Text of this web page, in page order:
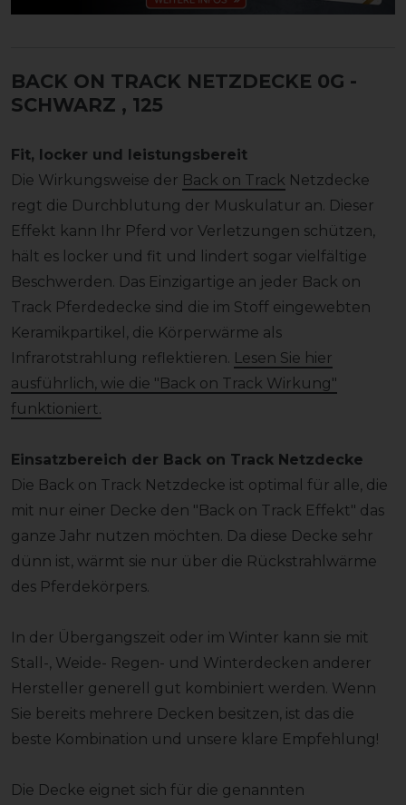
BACK ON TRACK NETZDECKE 0G -
SCHWARZ , 125
Fit, locker und leistungsbereit
Die Wirkungsweise der Back on Track Netzdecke
regt die Durchblutung der Muskulatur an. Dieser
Effekt kann Ihr Pferd vor Verletzungen schützen,
hält es locker und fit und lindert sogar vielfältige
Beschwerden. Das Einzigartige an jeder Back on
Track Pferdedecke sind die im Stoff eingewebten
Keramikpartikel, die Körperwärme als
Infrarotstrahlung reflektieren. Lesen Sie hier
ausführlich, wie die "Back on Track Wirkung"
funktioniert.
Einsatzbereich der Back on Track Netzdecke
Die Back on Track Netzdecke ist optimal für alle, die
mit nur einer Decke den "Back on Track Effekt" das
ganze Jahr nutzen möchten. Da diese Decke sehr
dünn ist, wärmt sie nur über die Rückstrahlwärme
des Pferdekörpers.
In der Übergangszeit oder im Winter kann sie mit
Stall-, Weide- Regen- und Winterdecken anderer
Hersteller generell gut kombiniert werden. Wenn
Sie bereits mehrere Decken besitzen, ist das die
beste Kombination und unsere klare Empfehlung!
Die Decke eignet sich für die genannten